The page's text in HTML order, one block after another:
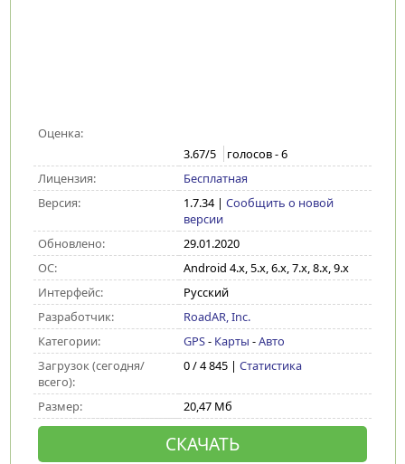
Оценка:
3.67/5 голосов -6
Лицензия:
Бесплатная
Версия:
1.7.34| Сообщить о новой
версии
Обновлено:
29.01.2020
ОС:
Android 4.x, 5.x, 6.x, 7.x, 8.x, 9.x
Интерфейс:
Русский
Разработчик:
RoadAR, Inc.
Категории:
GPS- Карты -Авто
Загрузок (сегодня/
всего):
0 / 4 845 | Статистика
Размер: 20,47 Мб
СКАЧАТЬ